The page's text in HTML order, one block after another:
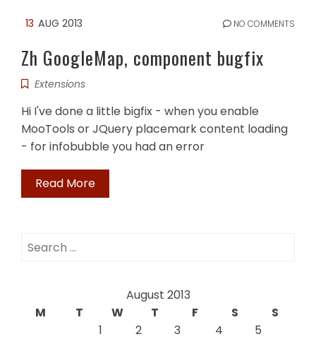
13 AUG 2013 NO COMMENTS
Zh GoogleMap, component bugfix
Extensions
Hi I've done a little bigfix - when you enable
MooTools or JQuery placemark content loading
- for infobubble you had an error
Read More
Search
August 2013
M
T W T F S
S
1
2 3 4
5